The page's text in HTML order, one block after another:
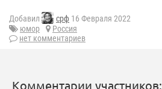
Добавил срф 16 Февраля 2022
юмор
Россия
нет комментариев
Комментарии участников: